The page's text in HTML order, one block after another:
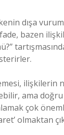
dışa
bazen
ama
çok
olmaktan